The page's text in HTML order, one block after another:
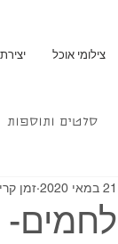
צילומי אוכל
סלטים ותוספות
לחמים-
21 במאי 2020 זמן קריאה